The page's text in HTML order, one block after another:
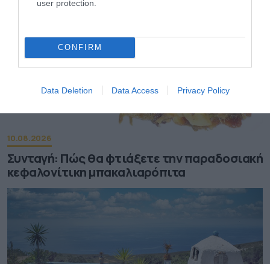
user protection.
CONFIRM
Data Deletion Data Access Privacy Policy
10.08.2026
Συνταγή: Πώς θα φτιάξετε την παραδοσιακή
κεφαλονίτικη μπακαλιαρόπιτα